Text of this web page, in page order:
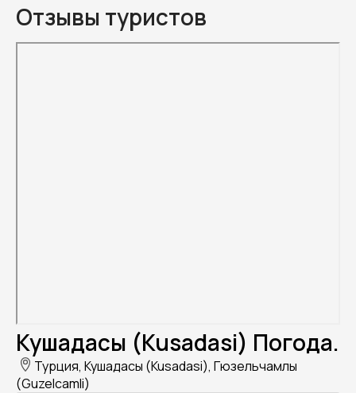
Отзывы туристов
Кушадасы (Kusadasi) Погода.
Турция, Кушадасы (Kusadasi), Гюзельчамлы
(Guzelcamli)